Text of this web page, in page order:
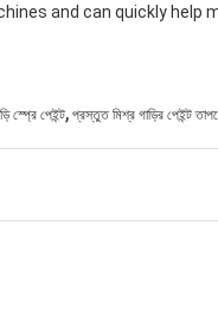
and can quickly help
স্প্রে পেইন্ট, প্রস্তুত মিশ্র গাড়ির পেইন্ট